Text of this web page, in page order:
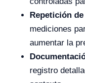
Repetición
mediciones
aumentar la
registro